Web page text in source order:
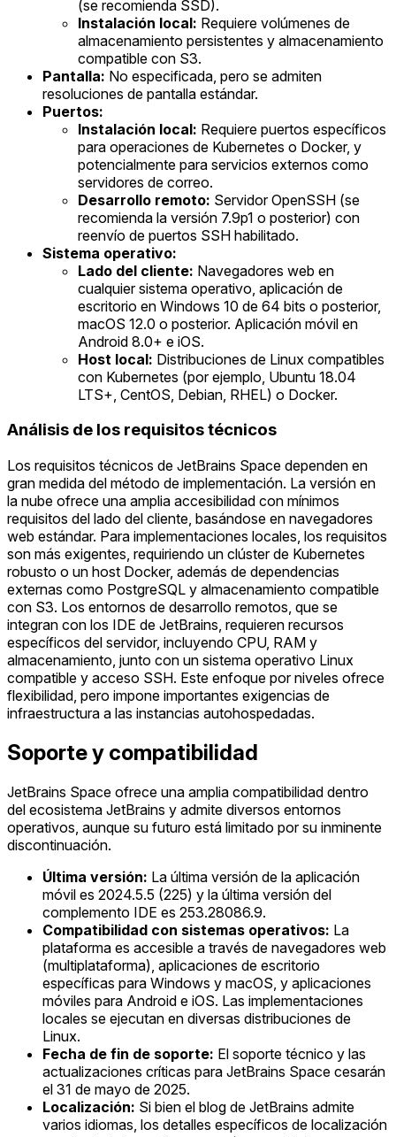
(se recomienda SSD).
Instalación local: Requiere volúmenes de
almacenamiento persistentes y almacenamiento
compatible con S3.
Pantalla: No especificada, pero se admiten
resoluciones de pantalla estándar.
Puertos:
Instalación local: Requiere puertos específicos
para operaciones de Kubernetes o Docker, y
potencialmente para servicios externos como
servidores de correo.
Desarrollo remoto: Servidor OpenSSH (se
recomienda la versión 7.9p1 o posterior) con
reenvío de puertos SSH habilitado.
Sistema operativo:
Lado del cliente: Navegadores web en
cualquier sistema operativo, aplicación de
escritorio en Windows 10 de 64 bits o posterior,
macOS 12.0 o posterior. Aplicación móvil en
Android 8.0+ e iOS.
Host local: Distribuciones de Linux compatibles
con Kubernetes (por ejemplo, Ubuntu 18.04
LTS+, CentOS, Debian, RHEL) o Docker.
Análisis de los requisitos técnicos
Los requisitos técnicos de JetBrains Space dependen en
gran medida del método de implementación. La versión en
la nube ofrece una amplia accesibilidad con mínimos
requisitos del lado del cliente, basándose en navegadores
web estándar. Para implementaciones locales, los requisitos
son más exigentes, requiriendo un clúster de Kubernetes
robusto o un host Docker, además de dependencias
externas como PostgreSQL y almacenamiento compatible
con S3. Los entornos de desarrollo remotos, que se
integran con los IDE de JetBrains, requieren recursos
específicos del servidor, incluyendo CPU, RAM y
almacenamiento, junto con un sistema operativo Linux
compatible y acceso SSH. Este enfoque por niveles ofrece
flexibilidad, pero impone importantes exigencias de
infraestructura a las instancias autohospedadas.
Soporte y compatibilidad
JetBrains Space ofrece una amplia compatibilidad dentro
del ecosistema JetBrains y admite diversos entornos
operativos, aunque su futuro está limitado por su inminente
discontinuación.
Última versión: La última versión de la aplicación
móvil es 2024.5.5 (225) y la última versión del
complemento IDE es 253.28086.9.
Compatibilidad con sistemas operativos: La
plataforma es accesible a través de navegadores web
(multiplataforma), aplicaciones de escritorio
específicas para Windows y macOS, y aplicaciones
móviles para Android e iOS. Las implementaciones
locales se ejecutan en diversas distribuciones de
Linux.
Fecha de fin de soporte: El soporte técnico y las
actualizaciones críticas para JetBrains Space cesarán
el 31 de mayo de 2025.
Localización: Si bien el blog de JetBrains admite
varios idiomas, los detalles específicos de localización